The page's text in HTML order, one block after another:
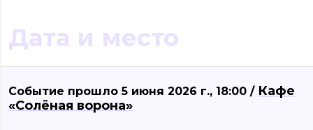
Дата и место
Событие прошло 5 июня 2026 г., 18:00 / Кафе
«Солёная ворона»